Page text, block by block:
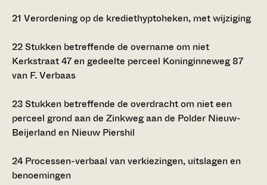
21 Verordening op de krediethyptoheken, met wijziging
22Stukken betreffende de overname om niet
Kerkstraat 47 en gedeelte perceel Koninginneweg 87
van F. Verbaas
23Stukken betreffende de overdracht om niet een
perceel grond aan de Zinkweg aan de Polder Nieuw-
Beijerland en Nieuw Piershil
24 Processen-verbaal van verkiezingen, uitslagen en
benoemingen